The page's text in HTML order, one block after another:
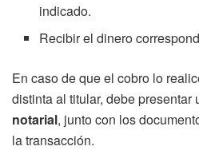
indicado.
Recibir el dinero
En caso de que el cobro lo
distinta al titular, debe presentar
notarial, junto con los
la transacción.